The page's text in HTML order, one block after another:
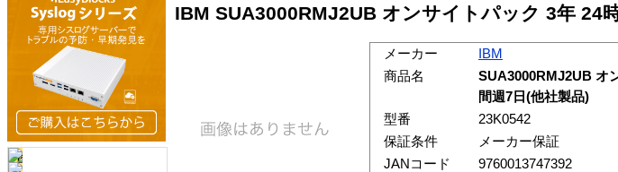
IBM SUA3000RMJ2UB オンサイトパック 3年 24
メーカー
IBM
商品名
SUA3000RMJ2UB オ
間週7日(他社製品)
型番
23K0542
保証条件
メーカー保証
JANコード
9760013747392